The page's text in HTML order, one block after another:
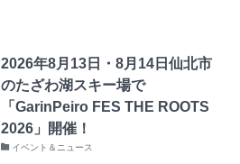
2026年8月13日・8月14日仙北市
のたざわ湖スキー場で
「GarinPeiro FES THE ROOTS
2026」開催！
イベント＆ニュース